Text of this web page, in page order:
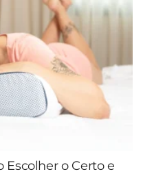
Escolher o Certo e